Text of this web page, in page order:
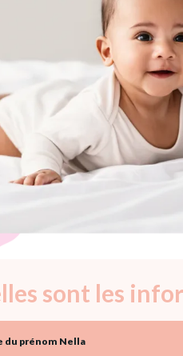
sont les
prénom Nella